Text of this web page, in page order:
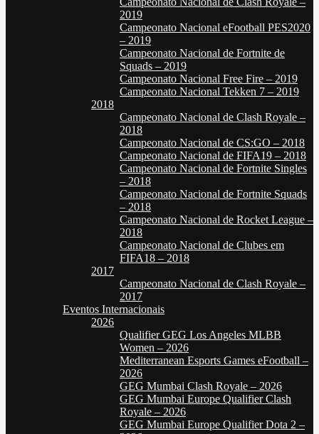
2019
Campeonato Nacional eFootball PES2020
– 2019
Campeonato Nacional de Fortnite de
Squads – 2019
Campeonato Nacional Free Fire – 2019
Campeonato Nacional Tekken 7 – 2019
2018
Campeonato Nacional de Clash Royale –
2018
Campeonato Nacional de CS:GO – 2018
Campeonato Nacional de FIFA19 – 2018
Campeonato Nacional de Fortnite Singles
– 2018
Campeonato Nacional de Fortnite Squads
– 2018
Campeonato Nacional de Rocket League –
2018
Campeonato Nacional de Clubes em
FIFA18 – 2018
2017
Campeonato Nacional de Clash Royale –
2017
Eventos Internacionais
2026
Qualifier GEG Los Angeles MLBB
Women – 2026
Mediterranean Esports Games eFootball –
2026
GEG Mumbai Clash Royale – 2026
GEG Mumbai Europe Qualifier Clash
Royale – 2026
GEG Mumbai Europe Qualifier Dota 2 –